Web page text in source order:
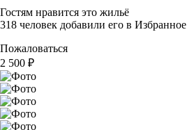
Гостям нравится это жильё
318 человек добавили его в Избранное
Пожаловаться
2 500 ₽